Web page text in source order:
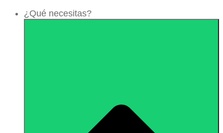
¿Qué necesitas?